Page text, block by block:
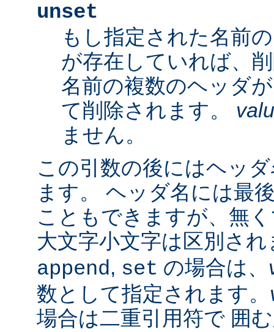
unset
もし指定された名前
が存在していれば、
名前の複数のヘッダ
て削除されます。
ません。
この引数の後にはヘッ
ます。 ヘッダ名には最
こともできますが、無
大文字小文字は区別さ
append, set の場合は、
数として指定されます。
場合は二重引用符で 囲